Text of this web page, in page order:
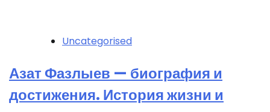
Uncategorised
Азат Фазлыев — биография и
достижения. История жизни и